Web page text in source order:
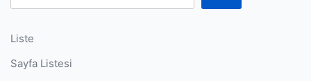
Liste
Sayfa Listesi